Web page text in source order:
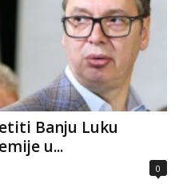
Banju Luku
u...
0